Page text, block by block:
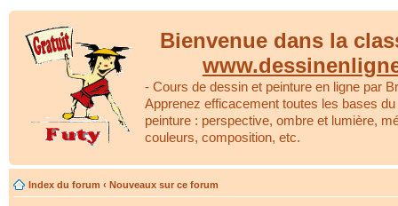
Bienvenue dans la
- Cours de dessin et peinture en ligne par
Apprenez efficacement toutes les bases
peinture : perspective, ombre et lumière,
couleurs, composition, etc.
Index du forum ‹ Nouveaux sur ce forum